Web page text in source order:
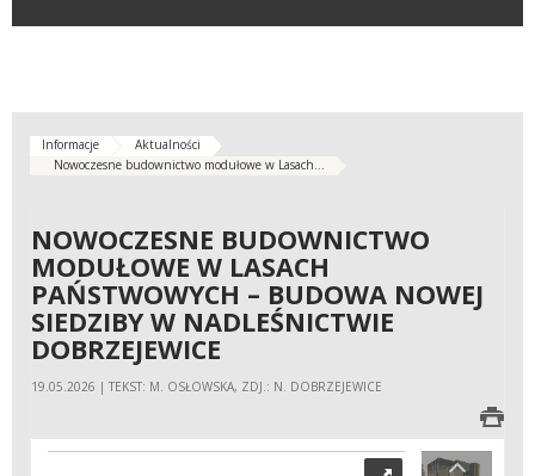
Informacje
Aktualności
Nowoczesne budownictwo modułowe w Lasach...
NOWOCZESNE BUDOWNICTWO
MODUŁOWE W LASACH
PAŃSTWOWYCH – BUDOWA NOWEJ
SIEDZIBY W NADLEŚNICTWIE
DOBRZEJEWICE
19.05.2026 | TEKST: M. OSŁOWSKA, ZDJ.: N. DOBRZEJEWICE